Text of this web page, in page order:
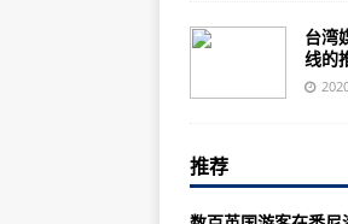
大
民
台湾
线的
推荐